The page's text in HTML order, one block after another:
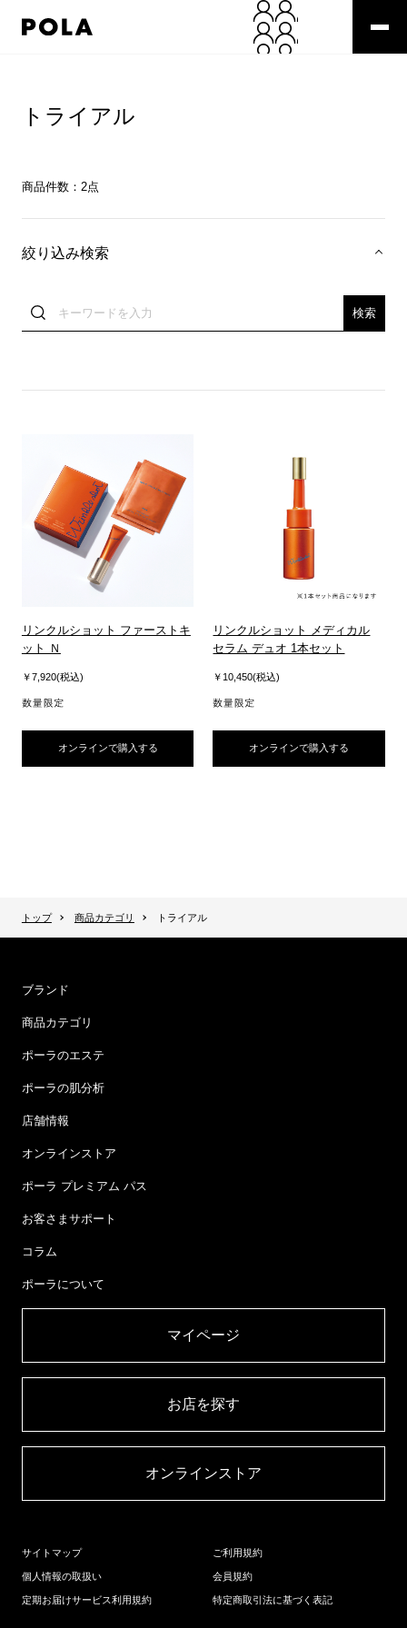
トライアル
商品件数： 2点
絞り込み検索
検索
リンクルショット ファーストキ
ット Ｎ
￥7,920(税込)
オンラインで購入する
リンクルショット メディカル
セラム デュオ 1本セット
￥10,450(税込)
オンラインで購入する
トップ 商品カテゴリ トライアル
ブランド
商品カテゴリ
ポーラのエステ
ポーラの肌分析
店舗情報
オンラインストア
ポーラ プレミアム パス
お客さまサポート
コラム
ポーラについて
マイページ​
お店を探す​
オンラインストア​
サイトマップ
個人情報の取扱い
定期お届けサービス利用規約
ご利用規約
会員規約
特定商取引法に基づく表記